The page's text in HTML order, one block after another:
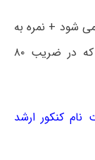
ضرب می شود + نمره به
دست آمده از آزمون کتبی کارشناسی ارشد که در ضریب ۸۰
نام کنکور ارشد